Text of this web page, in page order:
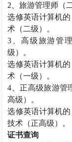
2 、旅游管理师（
选修英语计算机
术（二级）。
3 、高级旅游管
级）。
选修英语计算机
术（一级）。
4 、正高级旅游
高级）。
选修英语计算机
技术（正高级）。
证书查询